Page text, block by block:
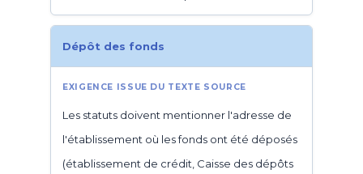
Dépôt des fonds
Les statuts doivent mentionner l'adresse de
l'établissement où les fonds ont été déposés
(établissement de crédit, Caisse des dépôts